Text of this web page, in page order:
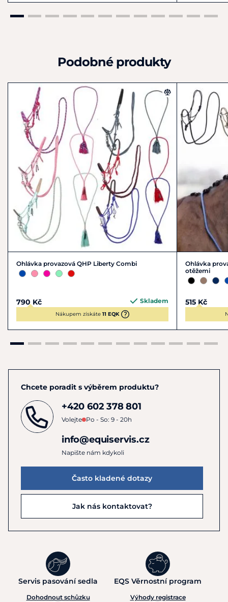
Podobné produkty
Ohlávka provazová QHP Liberty Combi
790 Kč Skladem
Nákupem získáte 11 EQK
Ohlávka
otěžemi
515 Kč
Chcete poradit s výběrem produktu?
+420 602 378 801
Volejte Po - So: 9 - 20h
info@equiservis.cz
Napište nám kdykoli
Často kladené dotazy
Jak nás kontaktovat?
Servis pasování sedla
Dohodnout schůzku
EQS Věrnostní program
Výhody registrace